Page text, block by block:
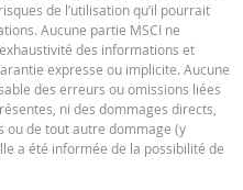
(DE) PDF
de l’utilisation qu’il pourrait
Aucune partie MSCI ne
des informations et
expresse ou implicite. Aucune
des erreurs ou omissions liées
ni des dommages directs,
ou de tout autre dommage (y
a été informée de la possibilité de